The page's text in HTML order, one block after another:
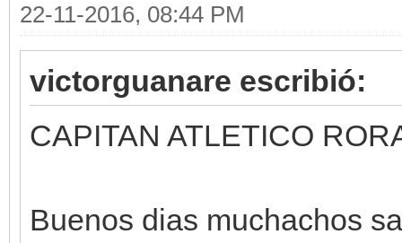
22-11-2016, 08:44 PM
victorguanare escribió:
CAPITAN ATLETICO
Buenos dias muchachos